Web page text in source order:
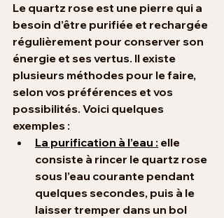
Le quartz rose est une pierre qui a
besoin d’être purifiée et rechargée
régulièrement pour conserver son
énergie et ses vertus. Il existe
plusieurs méthodes pour le faire,
selon vos préférences et vos
possibilités. Voici quelques
exemples :
La purification à l’eau : elle
consiste à rincer le quartz rose
sous l’eau courante pendant
quelques secondes, puis à le
laisser tremper dans un bol